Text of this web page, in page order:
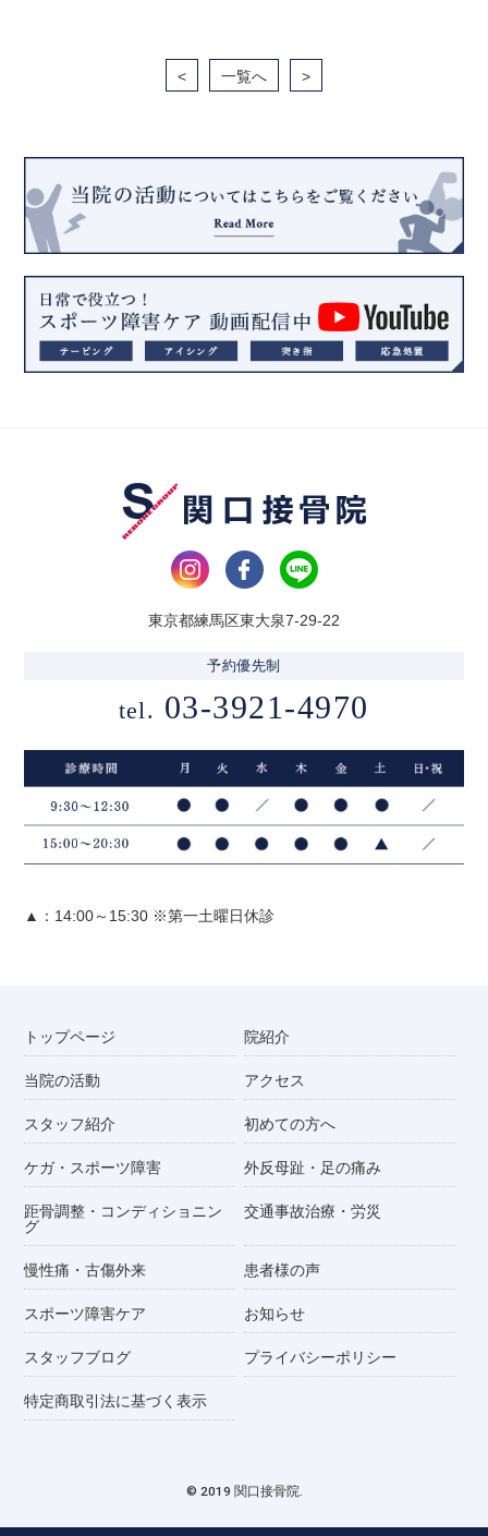
< 一覧へ >
東京都練馬区東大泉7-29-22
tel. 03-3921-4970
予約優先制
▲：14:00～15:30 ※第一土曜日休診
トップページ 院紹介
当院の活動 アクセス
スタッフ紹介 初めての方へ
ケガ・スポーツ障害 外反母趾・足の痛み
距骨調整・コンディショニン
グ
交通事故治療・労災
慢性痛・古傷外来 患者様の声
スポーツ障害ケア お知らせ
スタッフブログ プライバシーポリシー
特定商取引法に基づく表示
© 2019 関口接骨院.